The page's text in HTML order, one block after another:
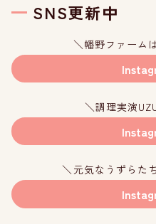
SNS更新中
＼幡野ファーム
＼調理実演
＼元気なうずらた